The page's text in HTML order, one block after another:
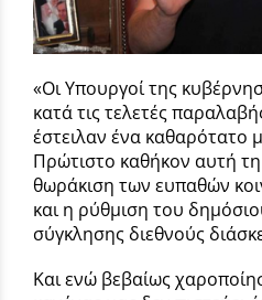
«Οι Υπουργοί της
κατά τις τελετές
έστειλαν ένα καθαρότατο
Πρώτιστο καθήκον αυτή τη
θωράκιση των ευπαθών
και η ρύθμιση του
σύγκλησης διεθνούς
Και ενώ βεβαίως